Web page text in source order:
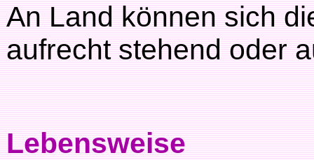
An Land können sich
aufrecht stehend oder
Lebensweise